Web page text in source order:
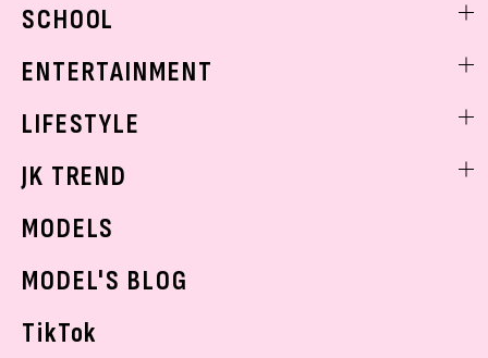
着回し
ベストコスメ
ボディケア
SCHOOL
学校ヘアメイク
ENTERTAINMENT
K-POP
LIFESTYLE
モデルの購入品
JK TREND
MODELS
MODEL'S BLOG
TikTok